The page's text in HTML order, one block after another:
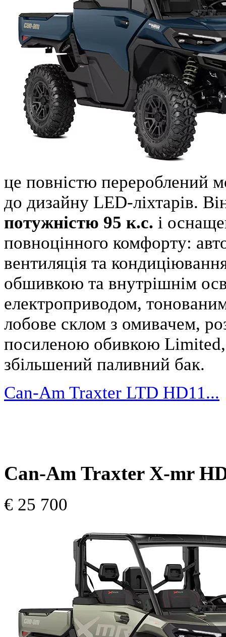
це повністю перероблений
до дизайну LED-ліхтарів.
потужністю 95 к.с. і
повноцінного комфорту:
вентиляція та
обшивкою та внутрішнім
електроприводом,
лобове склом з омивачем,
посиленою обивкою Limited,
збільшений паливний бак.
Can-Am Traxter LTD HD11...
Can-Am Traxter X-mr
€ 25 700